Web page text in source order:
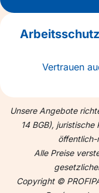
Vertrauen
Unsere Angebote
14 BGB),
öffentlich-
Alle Preise
Copyright ©